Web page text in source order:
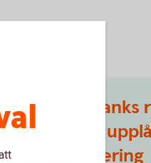
hållbar
finansiering